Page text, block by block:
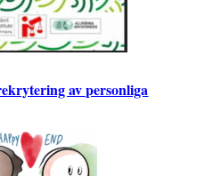
av personliga